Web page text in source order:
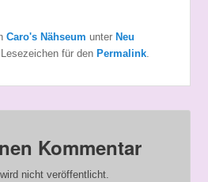
Caro's Nähseum unter Neu
für den Permalink.
Kommentar
nicht veröffentlicht.